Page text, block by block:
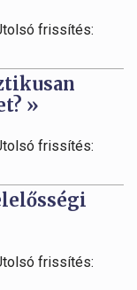
frissítés:
»
frissítés:
frissítés: